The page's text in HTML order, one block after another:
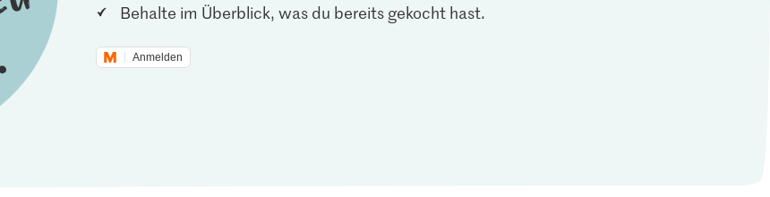
Behalte im Überblick, was du bereits gekocht hast.
Anmelden